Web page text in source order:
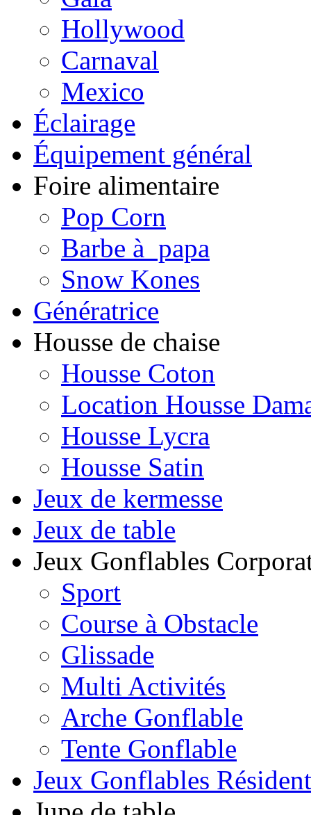
Hollywood
Carnaval
Mexico
Éclairage
Équipement général
Foire alimentaire
Pop Corn
Barbe à papa
Snow Kones
Génératrice
Housse de chaise
Housse Coton
Location Housse
Housse Lycra
Housse Satin
Jeux de kermesse
Jeux de table
Jeux Gonflables
Sport
Course à Obstacle
Glissade
Multi Activités
Arche Gonflable
Tente Gonflable
Jeux Gonflables